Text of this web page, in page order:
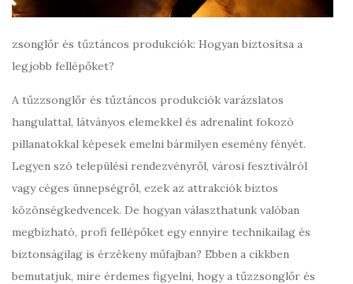
zsonglőr és tűztáncos produkciók: Hogyan biztosítsa a
legjobb fellépőket?
A tűzzsonglőr és tűztáncos produkciók varázslatos
hangulattal, látványos elemekkel és adrenalint fokozó
pillanatokkal képesek emelni bármilyen esemény fényét.
Legyen szó települési rendezvényről, városi fesztiválról
vagy céges ünnepségről, ezek az attrakciók biztos
közönségkedvencek. De hogyan választhatunk valóban
megbízható, profi fellépőket egy ennyire technikailag és
biztonságilag is érzékeny műfajban? Ebben a cikkben
bemutatjuk, mire érdemes figyelni, hogy a tűzzsonglőr és